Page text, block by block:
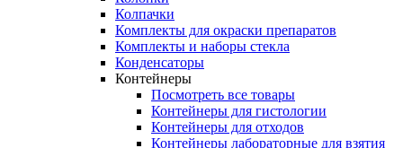
Колпачки
Комплекты для окраски препаратов
Комплекты и наборы стекла
Конденсаторы
Контейнеры
Посмотреть все товары
Контейнеры для гистологии
Контейнеры для отходов
Контейнеры лабораторные для взятия